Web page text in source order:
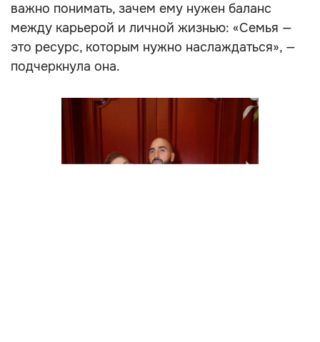
важно понимать, зачем ему нужен баланс
между карьерой и личной жизнью: «Семья —
это ресурс, которым нужно наслаждаться», —
подчеркнула она.